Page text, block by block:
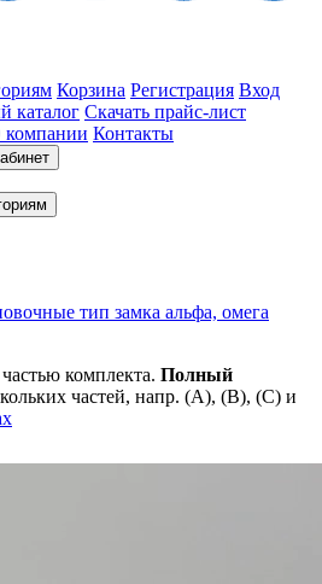
Корзина Регистрация Вход
каталог Скачать прайс-лист
Контакты
тип замка альфа, омега
комплекта. Полный
частей, напр. (А), (B), (С) и